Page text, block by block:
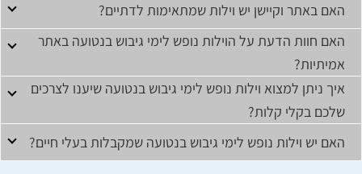
האם באתר וקיישן יש וילות שמתאימות לדתיים?
האם חוות הדעת על הוילות נופש לימי גיבוש בנטועה באתר
אמיתיות?
איך ניתן למצוא וילות נופש לימי גיבוש בנטועה שיענו לצרכים
שלכם בקלי קלות?
האם יש וילות נופש לימי גיבוש בנטועה שמקבלות בעלי חיים?